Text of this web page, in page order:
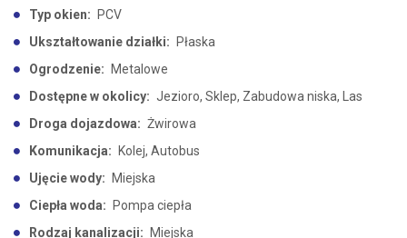
Typ okien:
PCV
Ukształtowanie działki:
Płaska
Ogrodzenie:
Metalowe
Dostępne w okolicy: Jezioro, Sklep, Zabudowa niska, Las
Droga dojazdowa: Żwirowa
Komunikacja:
Kolej, Autobus
Ujęcie wody:
Miejska
Ciepła woda:
Pompa ciepła
Rodzaj kanalizacji:
Miejska